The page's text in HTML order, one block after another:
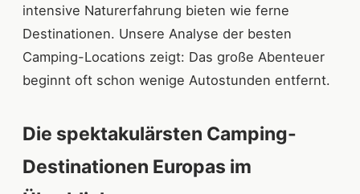
intensive Naturerfahrung bieten wie ferne
Destinationen. Unsere Analyse der besten
Camping-Locations zeigt: Das große Abenteuer
beginnt oft schon wenige Autostunden entfernt.
Die spektakulärsten Camping-
Destinationen Europas im